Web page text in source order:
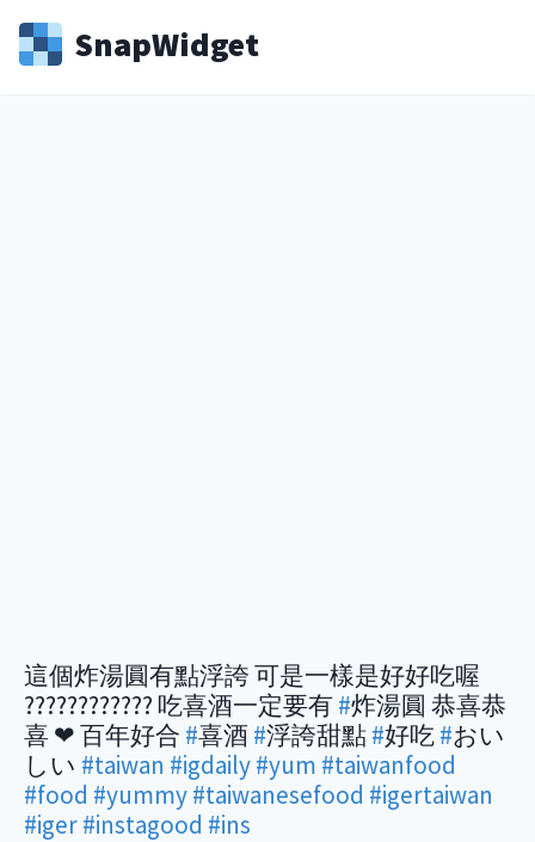
SnapWidget
這個炸湯圓有點浮誇 可是一樣是好好吃喔
???????????? 吃喜酒一定要有#炸湯圓 恭喜恭
喜 ❤ 百年好合 #喜酒#浮誇甜點#好吃#おい
しい #taiwan #igdaily#yum #taiwanfood
#food #yummy#taiwanesefood #igertaiwan
#iger#instagood #ins